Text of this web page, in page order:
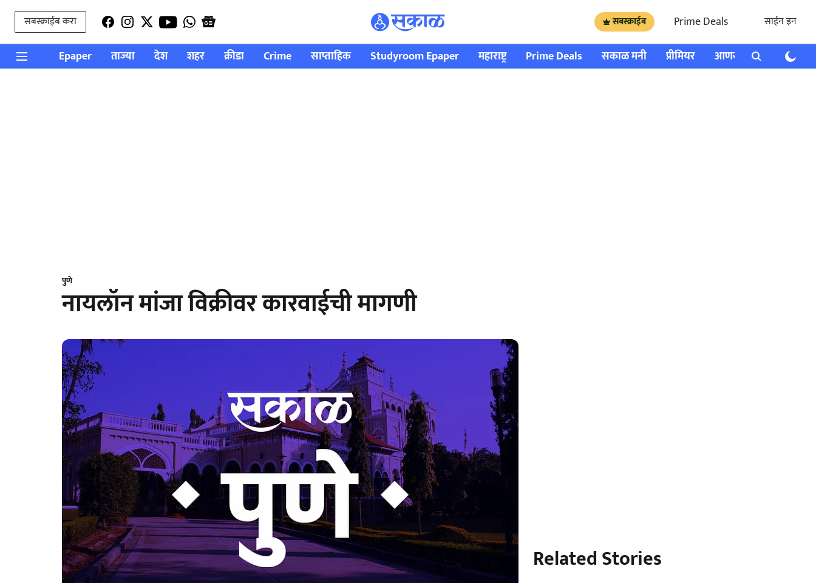
सबस्क्राईब करा सबस्क्राईब Prime Deals साईन इन
Epaper ताज्या देश शहर क्रीडा Crime साप्ताहिक Studyroom Epaper महाराष्ट्र Prime Deals सकाळ मनी प्रीमियर आणखी राशी भविष्य
पुणे
नायलॉन मांजा विक्रीवर कारवाईची मागणी
Related Stories